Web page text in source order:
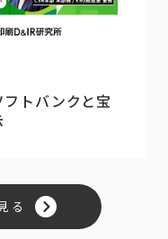
トバンクと宝
る